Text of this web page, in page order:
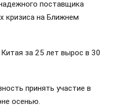
поставщика
кризиса на Ближнем
за 25 лет вырос в 30
принять участие в
осенью.